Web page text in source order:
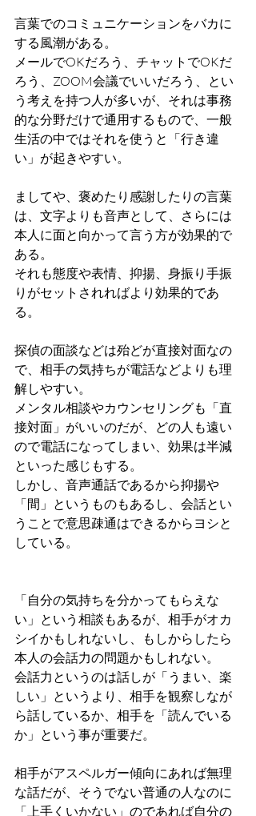
言葉でのコミュニケーションをバカに
する風潮がある。
メールでOKだろう、チャットでOKだ
ろう、ZOOM会議でいいだろう、とい
う考えを持つ人が多いが、それは事務
的な分野だけで通用するもので、一般
生活の中ではそれを使うと「行き違
い」が起きやすい。
ましてや、褒めたり感謝したりの言葉
は、文字よりも音声として、さらには
本人に面と向かって言う方が効果的で
ある。
それも態度や表情、抑揚、身振り手振
りがセットされればより効果的であ
る。
探偵の面談などは殆どが直接対面なの
で、相手の気持ちが電話などよりも理
解しやすい。
メンタル相談やカウンセリングも「直
接対面」がいいのだが、どの人も遠い
ので電話になってしまい、効果は半減
といった感じもする。
しかし、音声通話であるから抑揚や
「間」というものもあるし、会話とい
うことで意思疎通はできるからヨシと
している。
「自分の気持ちを分かってもらえな
い」という相談もあるが、相手がオカ
シイかもしれないし、もしからしたら
本人の会話力の問題かもしれない。
会話力というのは話しが「うまい、楽
しい」というより、相手を観察しなが
ら話しているか、相手を「読んでいる
か」という事が重要だ。
相手がアスペルガー傾向にあれば無理
な話だが、そうでない普通の人なのに
「上手くいかない」のであれば自分の